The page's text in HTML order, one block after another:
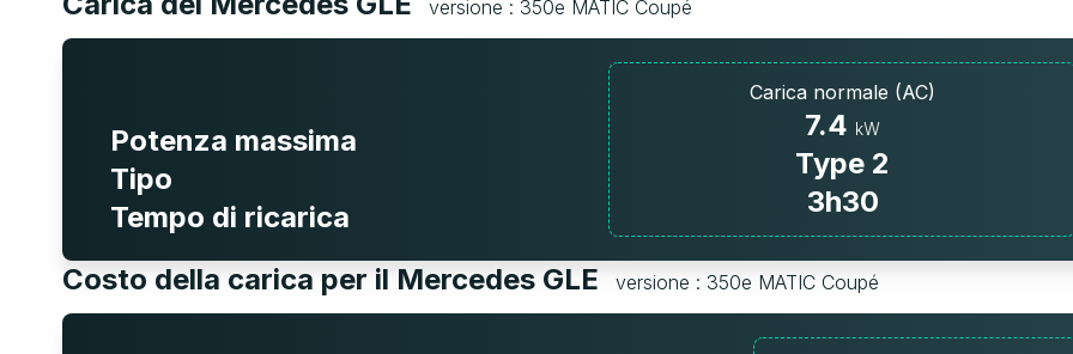
versione : 350e MATIC Coupé
Potenza massima
Tipo
Tempo di ricarica
Carica normale (AC)
7.4 kW
Type 2
3h30
Costo della carica per il Mercedes GLE versione : 350e MATIC Coupé